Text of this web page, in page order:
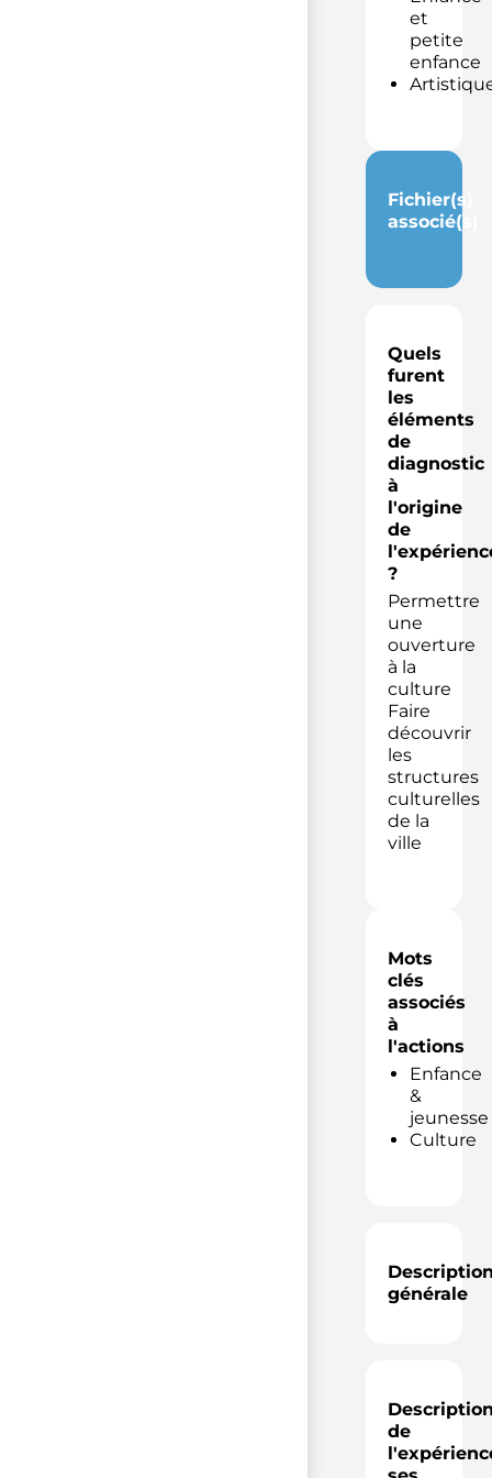
et
petite
enfance
Fichier(s)
associé(s)
Quels
furent
les
éléments
de
diagnostic
à
l'origine
de
?
Permettre
une
ouverture
à la
culture
Faire
découvrir
les
structures
culturelles
de la
ville
Mots
clés
associés
à
l'actions
Enfance
&
jeunesse
Culture
générale
de